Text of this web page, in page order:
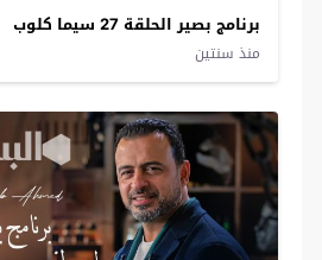
برنامج بصير الحلقة 27 سيما كلوب
منذ سنتين